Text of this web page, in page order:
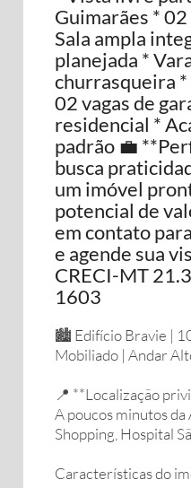
Guimarães *
Sala ampla
planejada *
churrasqueira
02 vagas de
residencial *
padrão 💼
busca
um imóvel
potencial de
em contato
e agende sua
CRECI-MT
1603
🏙️ Edifício Bravie |
Mobiliado | Andar
📍 **Localização
A poucos minutos da
Shopping, Hospital
Características do